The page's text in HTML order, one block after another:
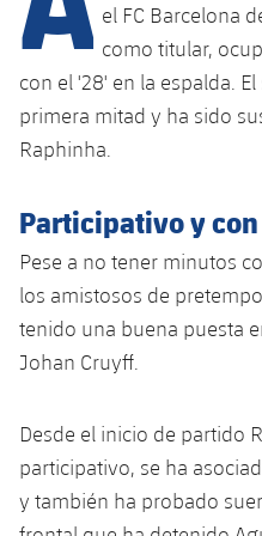
plusicon
más
Instalaciones
Spotify Camp Nou
Palau Blaugrana
Estadi Johan Cruyff
Ciutat Esportiva
La Masia
plusicon
más
Servicios
plusicon
más
SUB13
SUB12
SUB11 B
SUB10 A
SUB9 B
SUB8 A
SUB13 B
SUB12 C
Entradas
Gameday Shows
Clasificación
Jugadores
Fotos
Historia
Palmarés
Base
Barça Atlètic
Junior
Infantil A
Infantil B
Mini
Campus Verano
PLUSICON
MÁS
Primer Equipo
plusicon
más
Calendario
Entradas
Resultados
Clasificaciones
Jugadores
plusicon
más
Actualidad
Calendario
Clasificaciones
Jugadores
Base
Actualidad
Cadete B
PLUSICON
MÁS
Actualidad
Calendario
Barça Atlètic
plusicon
más
Actualidad
el FC Barcelona
como titular,
con el '28' en la espalda.
primera mitad y ha sido
Raphinha.
Participativo y
Pese a no tener minutos
los amistosos de
tenido una buena puesta
Johan Cruyff.
Desde el inicio de partido
participativo, se ha
y también ha probado